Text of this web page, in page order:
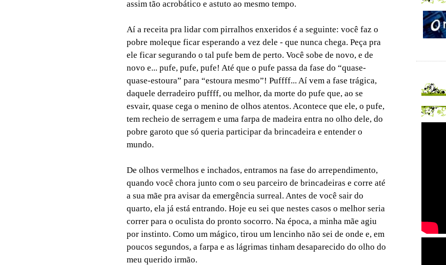
assim tão acrobático e astuto ao mesmo tempo.
Aí a receita pra lidar com pirralhos enxeridos é a seguinte: você faz o
pobre moleque ficar esperando a vez dele - que nunca chega. Peça pra
ele ficar segurando o tal pufe bem de perto. Você sobe de novo, e de
novo e... pufe, pufe, pufe! Até que o pufe passa da fase do “quase-
quase-estoura” para “estoura mesmo”! Puffff... Aí vem a fase trágica,
daquele derradeiro puffff, ou melhor, da morte do pufe que, ao se
esvair, quase cega o menino de olhos atentos. Acontece que ele, o pufe,
tem recheio de serragem e uma farpa de madeira entra no olho dele, do
pobre garoto que só queria participar da brincadeira e entender o
mundo.
De olhos vermelhos e inchados, entramos na fase do arrependimento,
quando você chora junto com o seu parceiro de brincadeiras e corre até
a sua mãe pra avisar da emergência surreal. Antes de você sair do
quarto, ela já está entrando. Hoje eu sei que nestes casos o melhor seria
correr para o oculista do pronto socorro. Na época, a minha mãe agiu
por instinto. Como um mágico, tirou um lencinho não sei de onde e, em
poucos segundos, a farpa e as lágrimas tinham desaparecido do olho do
meu querido irmão.